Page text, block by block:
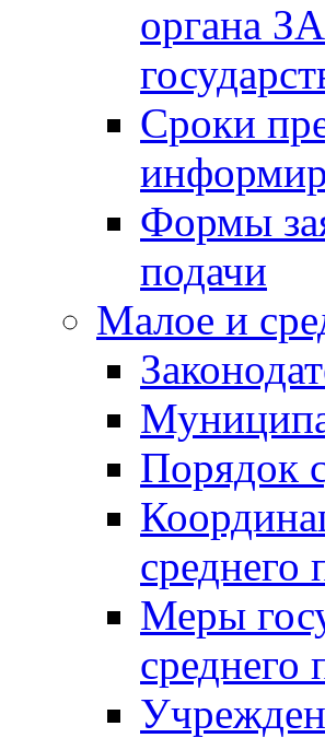
органа
Сроки
Формы
подачи
Малое и
Порядок
среднего
Меры
среднего